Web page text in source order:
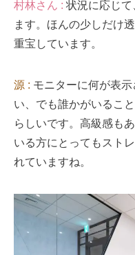
村林さん : 状況に応じて
ます。ほんの少しだけ
重宝しています。
源 : モニターに何が表
い、でも誰かがいるこ
らしいです。高級感も
いる方にとってもスト
れていますね。